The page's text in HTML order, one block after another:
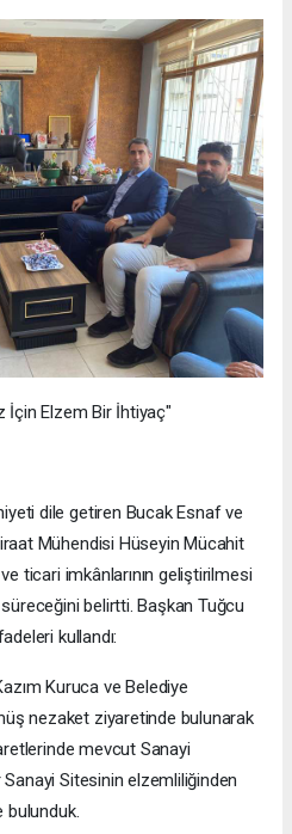
İçin Elzem Bir İhtiyaç"
dile getiren Bucak Esnaf ve
Mühendisi Hüseyin Mücahit
ticari imkânlarının geliştirilmesi
belirtti. Başkan Tuğcu
kullandı:
Kuruca ve Belediye
nezaket ziyaretinde bulunarak
mevcut Sanayi
Sitesinin elzemliliğinden
bulunduk.